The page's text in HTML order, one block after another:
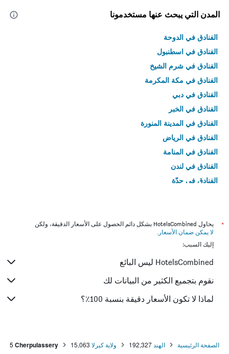
المدن التي يبحث عنها مستخدمونا
الفنادق في الدوحة
الفنادق في اسطنبول
الفنادق في شرم الشيخ
الفنادق في مكة المكرمة
الفنادق في دبي
الفنادق في الخبر
الفنادق في المدينة المنورة
الفنادق في الرياض
الفنادق في المنامة
الفنادق في لندن
الفنادق في جدّة
*
يحاول HotelsCombined بشكل دائم الحصول على الأسعار الدقيقة، ولكن
لا يمكن ضمان الأسعار .
إليك السبب:
HotelsCombined ليس البائع
نقوم بتجميع الكثير من البيانات لك
لماذا لا تكون الأسعار دقيقة بنسبة 100٪؟
الصفحة الرئيسية الهند 192,327 ولاية كيرلا 15,063
Cherpulassery
5